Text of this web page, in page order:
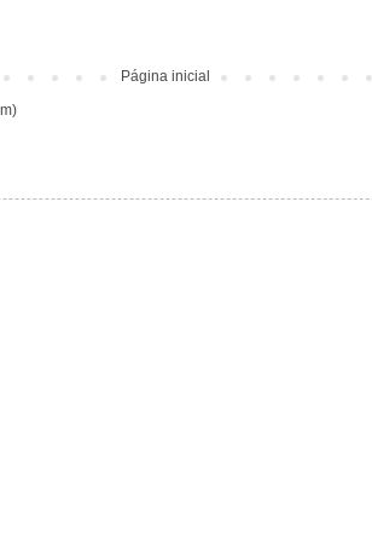
Página inicial